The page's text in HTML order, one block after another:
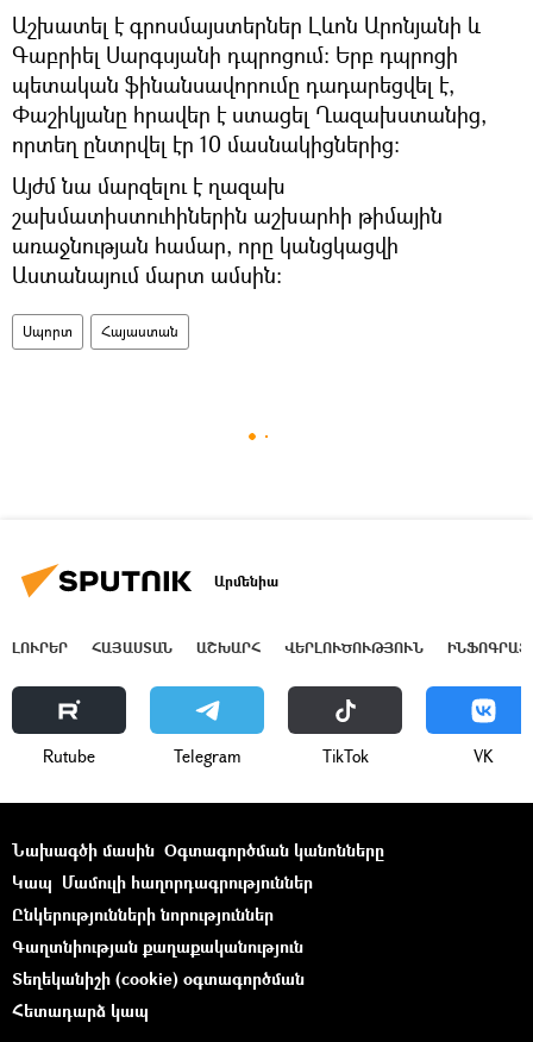
Աշխատել է գրոսմայստերներ Լևոն Արոնյանի և
Գաբրիել Սարգսյանի դպրոցում։ Երբ դպրոցի
պետական ֆինանսավորումը դադարեցվել է,
Փաշիկյանը հրավեր է ստացել Ղազախստանից,
որտեղ ընտրվել էր 10 մասնակիցներից։
Այժմ նա մարզելու է ղազախ
շախմատիստուհիներին աշխարհի թիմային
առաջնության համար, որը կանցկացվի
Աստանայում մարտ ամսին։
Սպորտ Հայաստան
Արմենիա
ԼՈՒՐԵՐ ՀԱՅԱՍՏԱՆ ԱՇԽԱՐՀ ՎԵՐԼՈՒԾՈՒԹՅՈՒՆ
Rutube Telegram ТikТоk VK
Նախագծի մասին Օգտագործման կանոնները
Կապ Մամուլի հաղորդագրություններ
Ընկերությունների նորություններ
Գաղտնիության քաղաքականություն
Տեղեկանիշի (cookie) օգտագործման
Հետադարձ կապ